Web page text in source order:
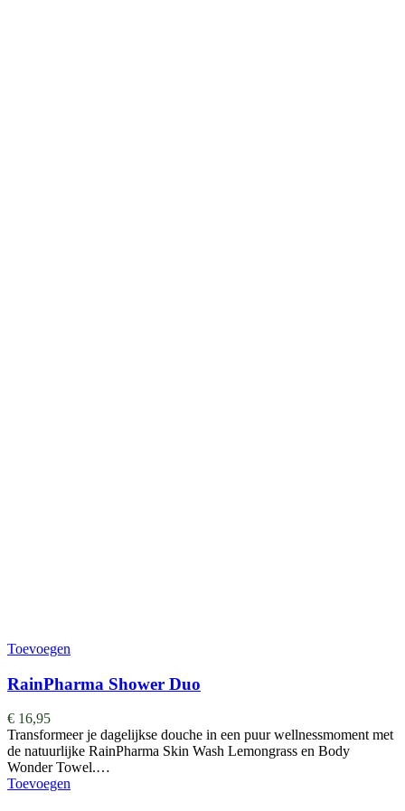
Toevoegen
RainPharma Shower Duo
€ 16,95
Transformeer je dagelijkse douche in een puur wellnessmoment met
de natuurlijke RainPharma Skin Wash Lemongrass en Body
Wonder Towel.…
Toevoegen